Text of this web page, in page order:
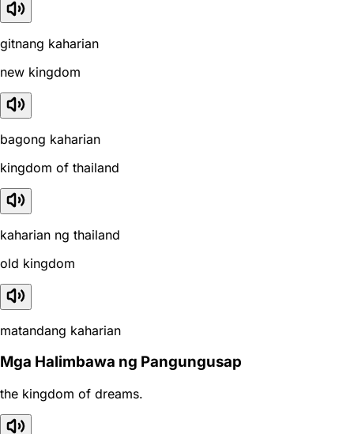
gitnang kaharian
new kingdom
bagong kaharian
kingdom of thailand
kaharian ng thailand
old kingdom
matandang kaharian
Mga Halimbawa ng Pangungusap
the kingdom of dreams.